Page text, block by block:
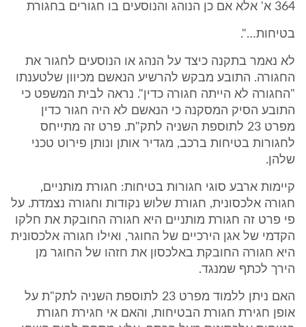
364 א' אלא אם כן הנוהג והנוסעים בו חגורים בחגורת
בטיחות…".
לא נאמר בתקנה כיצד על הנהג או הנוסעים לחגור את
החגורה. התובע מבקש להרשיע הנאשם מכיוון שלטענתו
"החגורה לא הייתה חגורה כדין". נראה לבית המשפט כי
התובע הסיק המסקנה כי הנאשם לא היה חגור כדין
מפרט 23 לתוספת השניה לתק"ת. פרט זה מתייחס
לחגורות בטיחות ברכב, מגדיר אותן ונותן פירוט טכני
שלהן.
קיימות ארבע סוגי חגורות בטיחות: חגורת מותניים,
חגורה אלכסונית, חגורת שלוש נקודות וחגורה נצמדת. על
פי פרט זה חגורת מותניים היא חגורה החובקת את חלקו
הקדמי של אגן הירכיים של החוגר, ואילו חגורה אלכסונית
היא חגורה החובקת באלכסון את חזהו של החוגר מן
הירך לכתף שמנגד.
האם ניתן ללמוד מפרט 23 לתוספת השניה לתק"ת על
אופן חגירת חגורת הבטיחות, והאם אי חגירת חגורת